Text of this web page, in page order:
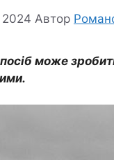
2024 Автор
може